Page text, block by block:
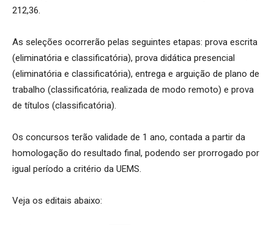
212,36.
As seleções ocorrerão pelas seguintes etapas: prova escrita
(eliminatória e classificatória), prova didática presencial
(eliminatória e classificatória), entrega e arguição de plano de
trabalho (classificatória, realizada de modo remoto) e prova
de títulos (classificatória).
Os concursos terão validade de 1 ano, contada a partir da
homologação do resultado final, podendo ser prorrogado por
igual período a critério da UEMS.
Veja os editais abaixo: